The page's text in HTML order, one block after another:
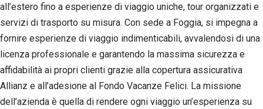
all’estero fino a esperienze di viaggio uniche, tour organizzati e
servizi di trasporto su misura. Con sede a Foggia, si impegna a
fornire esperienze di viaggio indimenticabili, avvalendosi di una
licenza professionale e garantendo la massima sicurezza e
affidabilità ai propri clienti grazie alla copertura assicurativa
Allianz e all’adesione al Fondo Vacanze Felici. La missione
dell’azienda è quella di rendere ogni viaggio un’esperienza su